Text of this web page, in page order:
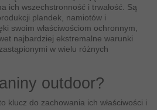
ich wszechstronność i trwałość. Są
plandek, namiotów i
swoim właściwościom ochronnym,
najbardziej ekstremalne warunki
w wielu różnych
outdoor?
klucz do zachowania ich właściwości i